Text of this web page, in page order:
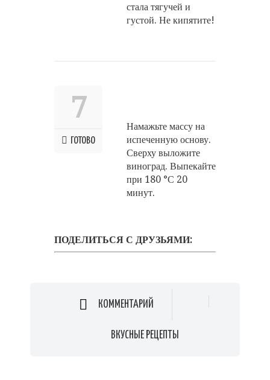
стала тягучей и
густой. Не кипятите!
7
ГОТОВО
Намажьте массу на
испеченную основу.
Сверху выложите
виноград. Выпекайте
при 180 °С 20
минут.
ПОДЕЛИТЬСЯ С ДРУЗЬЯМИ:
КОММЕНТАРИЙ
ВКУСНЫЕ РЕЦЕПТЫ